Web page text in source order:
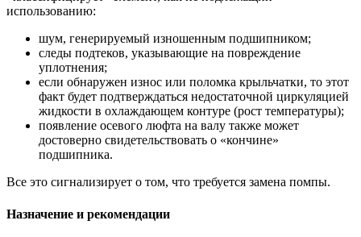
использованию:
шум, генерируемый изношенным подшипником;
следы подтеков, указывающие на повреждение
уплотнения;
если обнаружен износ или поломка крыльчатки, то этот
факт будет подтверждаться недостаточной циркуляцией
жидкости в охлаждающем контуре (рост температуры);
появление осевого люфта на валу также может
достоверно свидетельствовать о «кончине»
подшипника.
Все это сигнализирует о том, что требуется замена помпы.
Назначение и рекомендации